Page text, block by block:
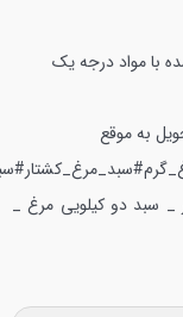
با مواد درجه یک
به موقع
سبد دو کیلویی مرغ _